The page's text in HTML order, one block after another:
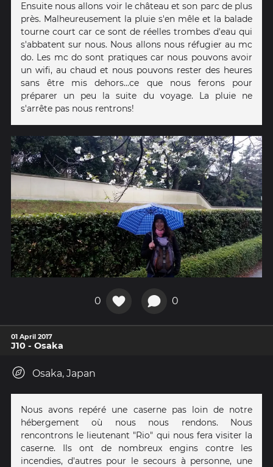
Ensuite nous allons voir le château et son parc de plus
près. Malheureusement la pluie s'en mêle et la balade
tourne court car ce sont de réelles trombes d'eau qui
s'abbatent sur nous. Nous allons nous réfugier au mc
do. Les mc do sont pratiques car nous pouvons avoir
un wifi, au chaud et nous pouvons rester des heures
sans être mis dehors...ce que nous ferons pour
préparer un peu la suite du voyage. La pluie ne
s'arrête pas nous rentrons!
0 0
01 April 2017
J10 - Osaka
Osaka, Japan
Nous avons repéré une caserne pas loin de notre
hébergement où nous nous rendons. Nous
rencontrons le lieutenant "Rio" qui nous fera visiter la
caserne. Ils ont de nombreux engins contre les
incendies, d'autres pour le secours à personne, une